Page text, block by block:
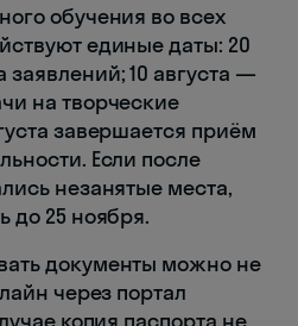
обучения во всех
единые даты: 20
10 августа —
на творческие
завершается приём
Если после
незанятые места,
до 25 ноября.
документы можно не
через портал